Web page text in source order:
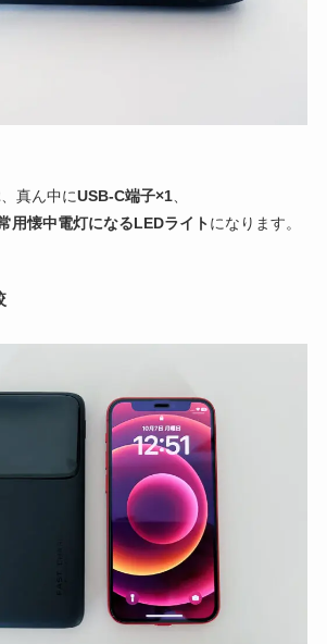
、真ん中にUSB-C端子×1、
用懐中電灯になるLEDライトになります。